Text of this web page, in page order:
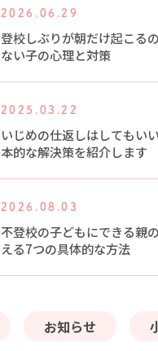
2026.06.29
登校しぶりが朝だけ起こる
ない子の心理と対策
2025.03.22
いじめの仕返しはしてもい
本的な解決策を紹介します
2026.08.03
不登校の子どもにできる親
える7つの具体的な方法
お知らせ